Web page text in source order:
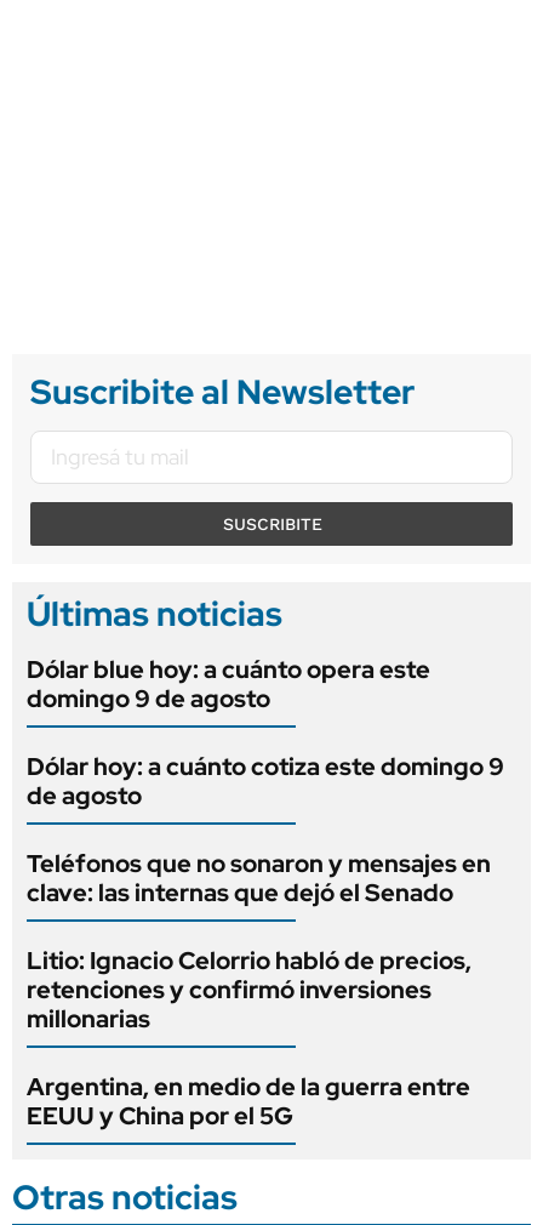
Suscribite al Newsletter
SUSCRIBITE
Últimas noticias
Dólar blue hoy: a cuánto opera este
domingo 9 de agosto
Dólar hoy: a cuánto cotiza este domingo 9
de agosto
Teléfonos que no sonaron y mensajes en
clave: las internas que dejó el Senado
Litio: Ignacio Celorrio habló de precios,
retenciones y confirmó inversiones
millonarias
Argentina, en medio de la guerra entre
EEUU y China por el 5G
Otras noticias